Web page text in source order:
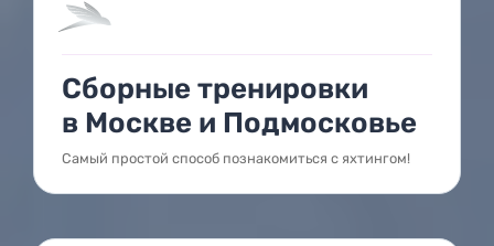
Сборные тренировки
в Москве и Подмосковье
Самый простой способ познакомиться с яхтингом!